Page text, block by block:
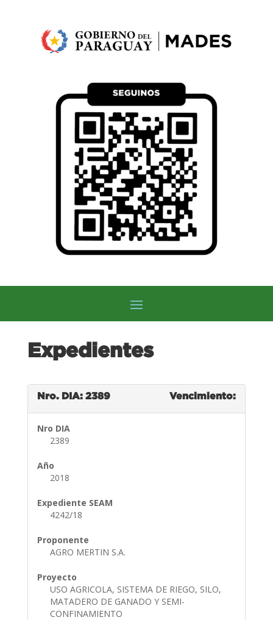
Expedientes
Nro. DIA: 2389 Vencimiento:
Nro DIA
2389
Año
2018
Expediente SEAM
4242/18
Proponente
AGRO MERTIN S.A.
Proyecto
USO AGRICOLA, SISTEMA DE RIEGO, SILO,
MATADERO DE GANADO Y SEMI-
CONFINAMIENTO